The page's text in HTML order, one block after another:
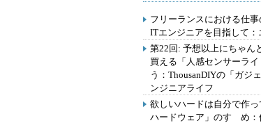
フリーランスにおける仕
ITエンジニアを目指して：
第22回: 予想以上にちゃん
買える「人感センサーラ
う：ThousanDIYの「ガジ
ンジニアライフ
欲しいハードは自分で作
ハードウェア」のすゝめ